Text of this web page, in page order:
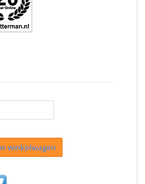
winkelwagen